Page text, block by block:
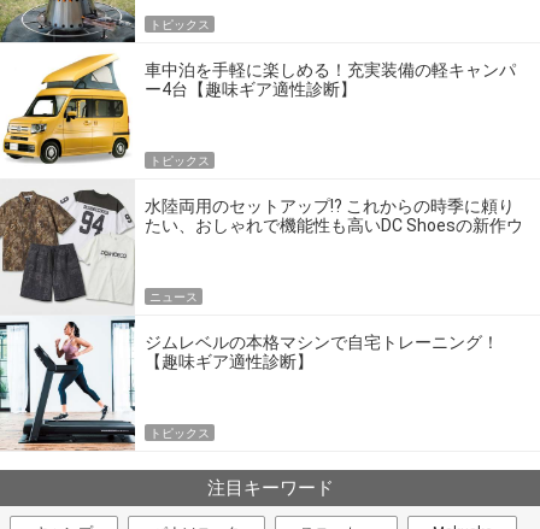
トピックス
車中泊を手軽に楽しめる！充実装備の軽キャンパ
ー4台【趣味ギア適性診断】
トピックス
水陸両用のセットアップ!? これからの時季に頼り
たい、おしゃれで機能性も高いDC Shoesの新作ウ
ニュース
ジムレベルの本格マシンで自宅トレーニング！
【趣味ギア適性診断】
トピックス
注目キーワード